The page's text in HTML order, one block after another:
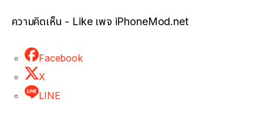
ความคิดเห็น - Like เพจ iPhoneMod.net
Facebook
X
LINE